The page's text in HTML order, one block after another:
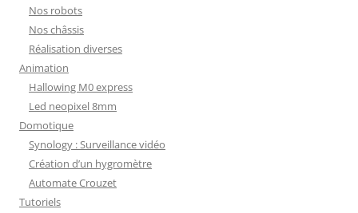
Nos robots
Nos châssis
Réalisation diverses
Animation
Hallowing M0 express
Led neopixel 8mm
Domotique
Synology : Surveillance vidéo
Création d’un hygromètre
Automate Crouzet
Tutoriels